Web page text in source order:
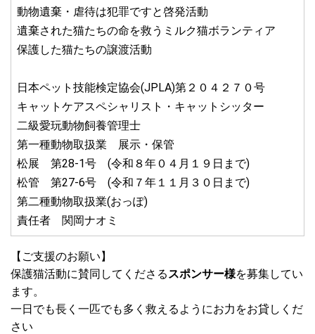
動物遺棄・虐待は犯罪ですと啓発活動
遺棄された猫たちの命を救うミルク猫ボランティア
保護した猫たちの譲渡活動
日本ペット技能検定協会(JPLA)第２０４２７０号
キャットケアスペシャリスト・キャットシッター
二級愛玩動物飼養管理士
第一種動物取扱業 展示・保管
松展 第28-1号 (令和８年０４月１９日まで)
松管 第27-6号 (令和７年１１月３０日まで)
第二種動物取扱業(おっぽ)
責任者 関岡ナオミ
【ご支援のお願い】
保護猫活動に賛同してくださるスポンサー様を募集してい
ます。
一日でも長く一匹でも多く救えるようにお力をお貸しくだ
さい